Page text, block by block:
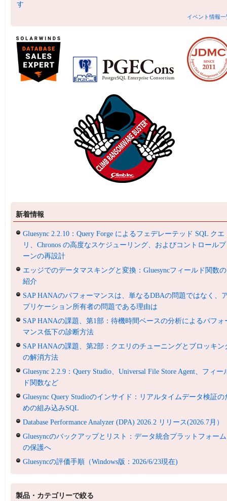
す
イベント情報一
新着情報
Gluesync 2.2.10：Query Forge によるフェデレーテッド SQL クエ
リ、Chronos の高度なスケジューリング、およびコントロール
ーンの再設計
エッジでのデータマスキングと変換：Gluesyncフィールド関数の
紹介
SAP HANAのパフォーマンスは、単なるDBAの問題ではなく、
プリケーション所有者の問題である理由は
SAP HANAの課題、第1部：待機時間ベースの分析によるパフォ
マンス低下の診断方法
SAP HANAの課題、第2部：クエリのチューニングとブロッキン
の解消方法
Gluesync 2.2.9：Query Studio、Universal File Store Agent、フィー
ド関数など
Gluesync Query Studioのインサイド：リアルタイムデータ検証の
めの組み込みSQL
Database Performance Analyzer (DPA) 2026.2 リリース(2026.7月）
Gluesyncのバックアップとリスト：データ統合プラットフォーム
の保護へ
Gluesyncの評価手順（Windows版：2026/6/23現在)
製品・カテゴリーで絞る